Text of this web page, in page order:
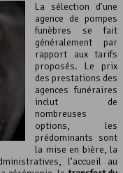
La sélection d’une
agence de pompes
funèbres se fait
généralement par
rapport aux tarifs
proposés. Le prix
des prestations des
agences funéraires
inclut de
nombreuses
options, les
prédominants sont
la mise en bière, la
l’accueil au